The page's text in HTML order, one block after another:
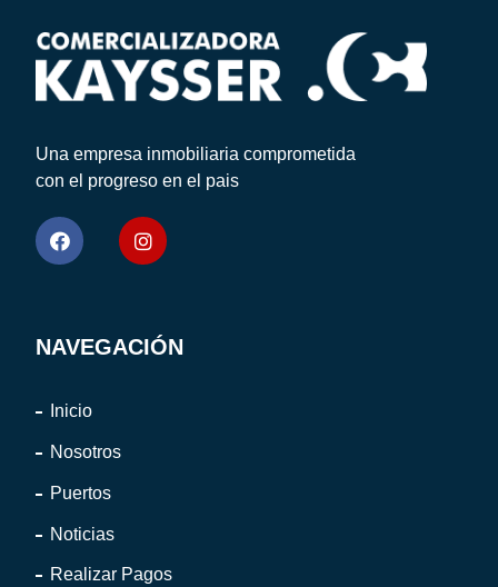
Una empresa inmobiliaria comprometida
con el progreso en el pais
NAVEGACIÓN
Inicio
Nosotros
Puertos
Noticias
Realizar Pagos